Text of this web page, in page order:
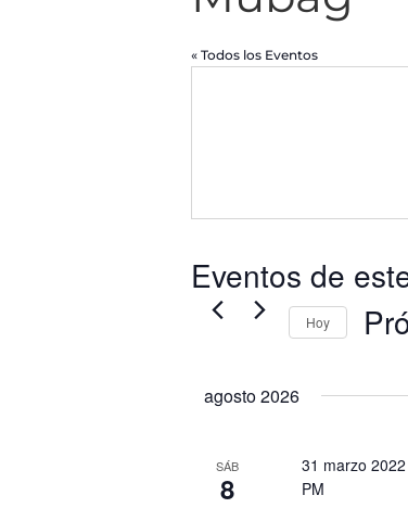
« Todos los Eventos
Eventos de
Hoy
fecha.
agosto 2026
SÁB
8
31 marzo
PM